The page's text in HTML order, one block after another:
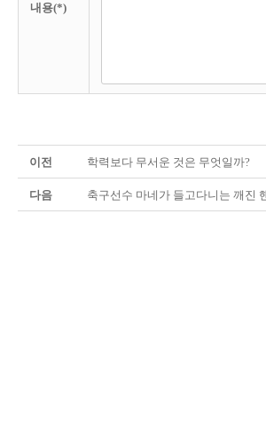
내용(*)
이전 학력보다 무서운 것은 무엇일까?
다음 축구선수 마네가 들고다니는 깨진